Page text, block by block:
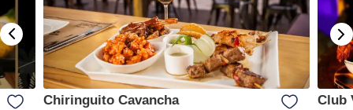
Chiringuito Cavancha Club